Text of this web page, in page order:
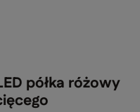
półka różowy